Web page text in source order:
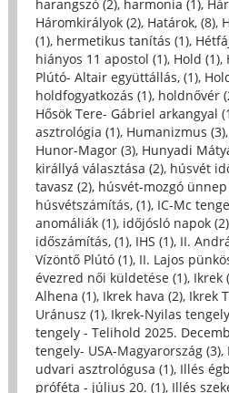
harangszó (2), harmonia (1),
Háromkirályok (2), Határok, (8),
(1), hermetikus tanítás (1),
hiányos 11 apostol (1), Hold (1),
Plútó- Altair együttállás, (1),
holdfogyatkozás (1), holdnővér
Hősök Tere- Gábriel arkangyal
asztrológia (1), Humanizmus (3),
Hunor-Magor (3), Hunyadi
királlyá választása (2), húsvét
tavasz (2), húsvét-mozgó ünnep
húsvétszámítás, (1), IC-Mc
anomáliák (1), időjósló napok (2)
időszámítás, (1), IHS (1), II.
Vízöntő Plútó (1), II. Lajos
évezred női küldetése (1), Ikrek
Alhena (1), Ikrek hava (2), Ikrek
Uránusz (1), Ikrek-Nyilas
tengely - Telihold 2025.
tengely- USA-Magyarország (3),
udvari asztrológusa (1), Illés
próféta - július 20. (1), Illés